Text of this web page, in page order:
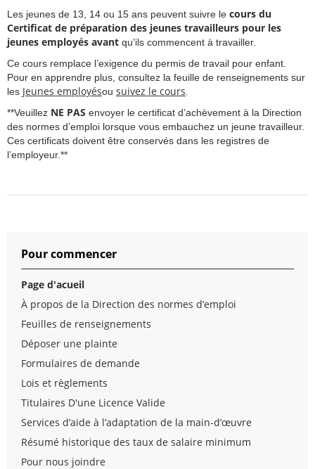
Les jeunes de 13, 14 ou 15 ans peuvent suivre le cours du
Certificat de préparation des jeunes travailleurs pour les
jeunes employés avant qu’ils commencent à travailler.
Ce cours remplace l’exigence du permis de travail pour enfant.
Pour en apprendre plus, consultez la feuille de renseignements sur
les Jeunes employésou suivez le cours
**Veuillez NE PAS envoyer le certificat d’achèvement à la Direction
des normes d’emploi lorsque vous embauchez un jeune travailleur.
Ces certificats doivent être conservés dans les registres de
l’employeur.**
Pour commencer
Page d'acueil
À propos de la Direction des normes d’emploi
Feuilles de renseignements
Déposer une plainte
Formulaires de demande
Lois et règlements
Titulaires D'une Licence Valide
Services d’aide à l’adaptation de la main-d’œuvre
Résumé historique des taux de salaire minimum
Pour nous joindre